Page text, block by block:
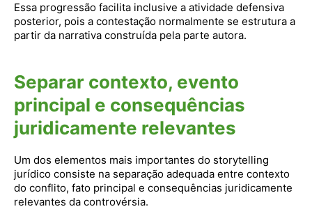
Essa progressão facilita inclusive a atividade defensiva
posterior, pois a contestação normalmente se estrutura a
partir da narrativa construída pela parte autora.
Separar contexto, evento
principal e consequências
juridicamente relevantes
Um dos elementos mais importantes do storytelling
jurídico consiste na separação adequada entre contexto
do conflito, fato principal e consequências juridicamente
relevantes da controvérsia.